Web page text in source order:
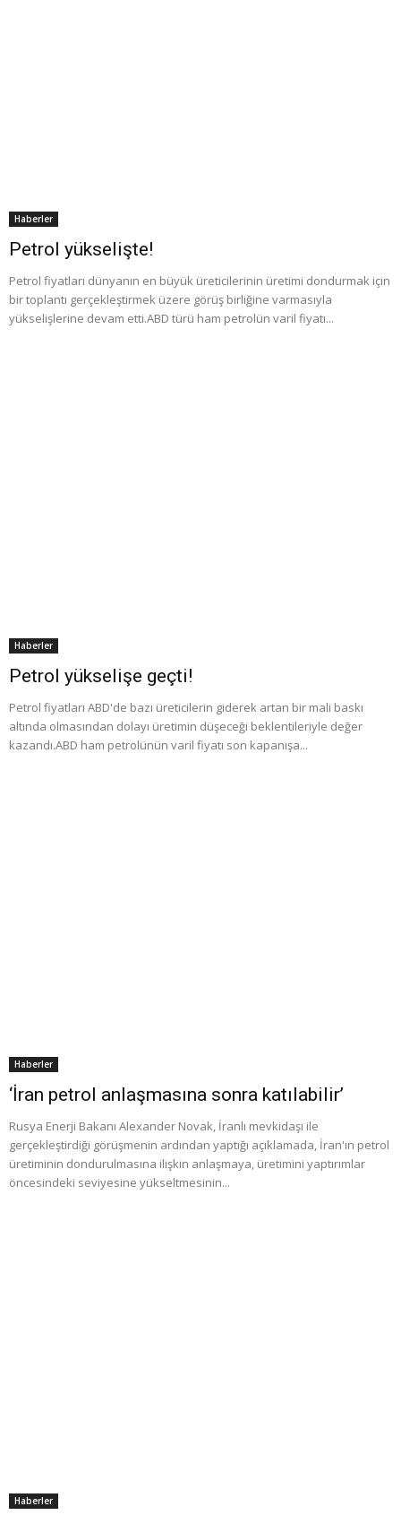
Haberler
Petrol yükselişte!
Petrol fiyatları dünyanın en büyük üreticilerinin üretimi dondurmak için
bir toplantı gerçekleştirmek üzere görüş birliğine varmasıyla
yükselişlerine devam etti.ABD türü ham petrolün varil fiyatı...
Haberler
Petrol yükselişe geçti!
Petrol fiyatları ABD'de bazı üreticilerin giderek artan bir mali baskı
altında olmasından dolayı üretimin düşeceği beklentileriyle değer
kazandı.ABD ham petrolünün varil fiyatı son kapanışa...
Haberler
‘İran petrol anlaşmasına sonra katılabilir’
Rusya Enerji Bakanı Alexander Novak, İranlı mevkidaşı ile
gerçekleştirdiği görüşmenin ardından yaptığı açıklamada, İran'ın petrol
üretiminin dondurulmasına ilişkin anlaşmaya, üretimini yaptırımlar
öncesindeki seviyesine yükseltmesinin...
Haberler